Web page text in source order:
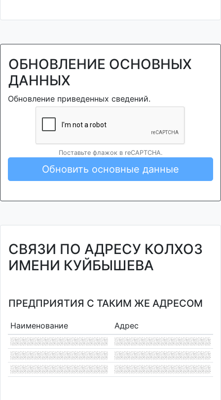
ОБНОВЛЕНИЕ ОСНОВНЫХ
ДАННЫХ
Обновление приведенных сведений.
Поставьте флажок в reCAPTCHA.
Обновить основные данные
СВЯЗИ ПО АДРЕСУ КОЛХОЗ
ИМЕНИ КУЙБЫШЕВА
ПРЕДПРИЯТИЯ С ТАКИМ ЖЕ АДРЕСОМ
Наименование Адрес